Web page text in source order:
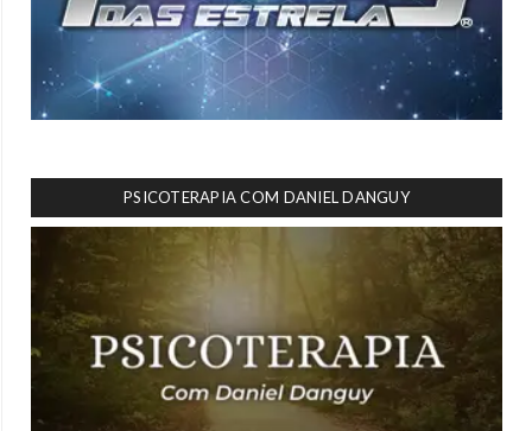
PSICOTERAPIA COM DANIEL DANGUY